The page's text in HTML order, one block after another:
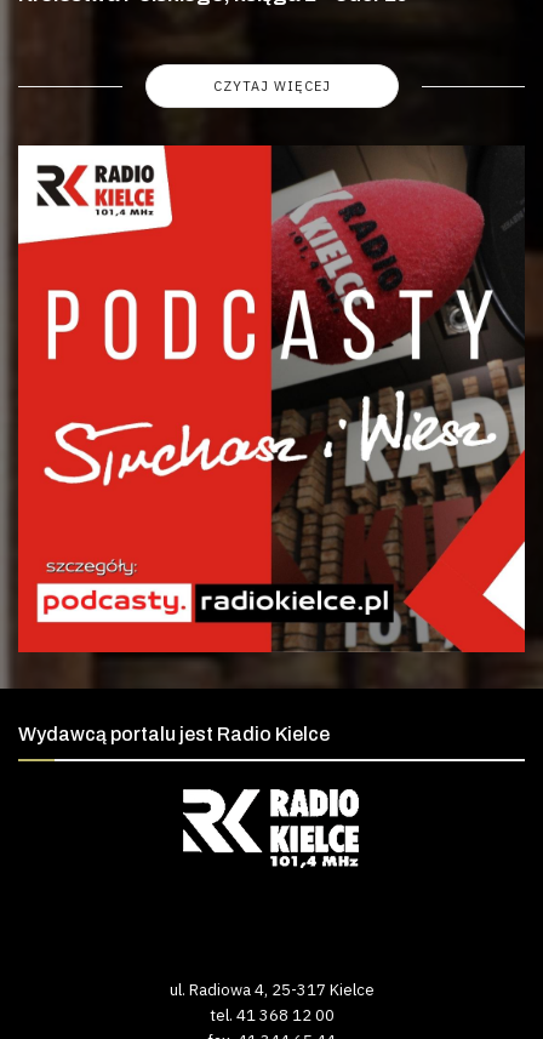
CZYTAJ WIĘCEJ
Wydawcą portalu jest Radio Kielce
ul. Radiowa 4, 25-317 Kielce
tel. 41 368 12 00